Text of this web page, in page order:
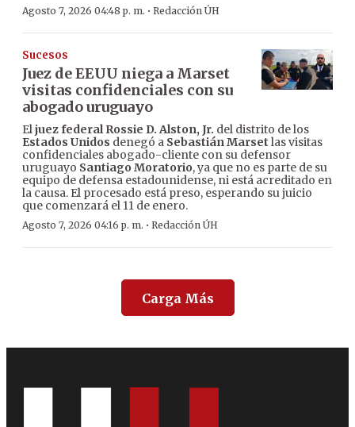
Agosto 7, 2026 04:48 p. m. · Redacción ÚH
Sucesos
Juez de EEUU niega a Marset
visitas confidenciales con su
abogado uruguayo
Eljuez federal Rossie D. Alston, Jr. del distrito de los
Estados Unidos denegó a Sebastián Marset las visitas
confidenciales abogado-cliente con su defensor
uruguayo Santiago Moratorio, ya que no es parte de su
equipo de defensa estadounidense, ni está acreditado en
la causa. El procesado está preso, esperando su juicio
que comenzará el 11 de enero.
Agosto 7, 2026 04:16 p. m. · Redacción ÚH
Carga Más